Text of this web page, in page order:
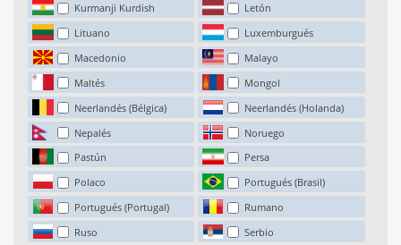
Kurmanji Kurdish
Letón
Lituano
Luxemburgués
Macedonio
Malayo
Maltés
Mongol
Neerlandés (Bélgica)
Neerlandés (Holanda)
Nepalés
Noruego
Pastún
Persa
Polaco
Portugués (Brasil)
Portugués (Portugal)
Rumano
Ruso
Serbio